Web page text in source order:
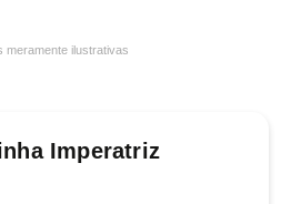
meramente ilustrativas
Imperatriz